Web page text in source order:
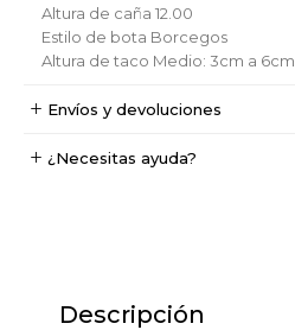
Altura de caña 12.00
Estilo de bota Borcegos
Altura de taco Medio: 3cm a 6cm
Envíos y devoluciones
¿Necesitas ayuda?
Descripción